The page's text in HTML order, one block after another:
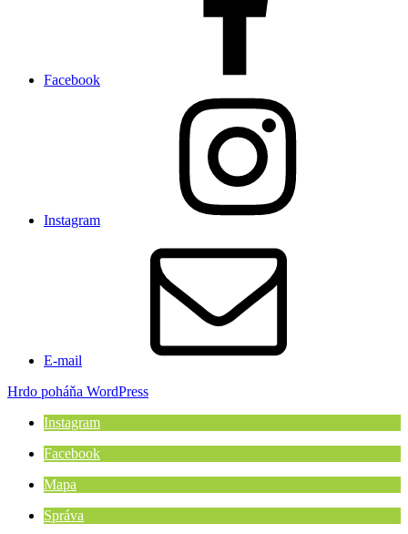
Facebook
Instagram
E-mail
Hrdo poháňa WordPress
Instagram
Facebook
Mapa
Správa